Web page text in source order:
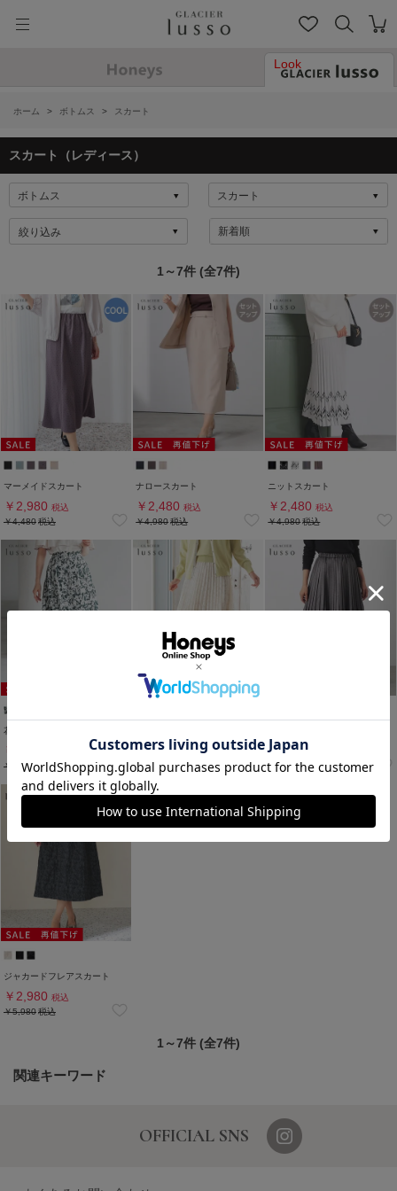
Look
ホーム > ボトムス > スカート
スカート（レディース）
絞り込み
1～7件 (全7件)
マーメイドスカート
￥2,980 税込
￥4,480税込
ナロースカート
￥2,480 税込
￥4,980税込
ニットスカート
￥2,480 税込
￥4,980税込
花柄プリーツスカート
￥2,480
￥5,980税込
￥2,480
税込
￥5,980 税込
￥2,480
￥5,980 税込
ジャカードフレアスカート
￥2,980 税込
￥5,980税込
1～7件 (全7件)
関連キーワード
OFFICIAL SNS